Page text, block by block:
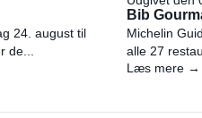
24. august til
Bib
Michelin
alle 27
Læs mere →